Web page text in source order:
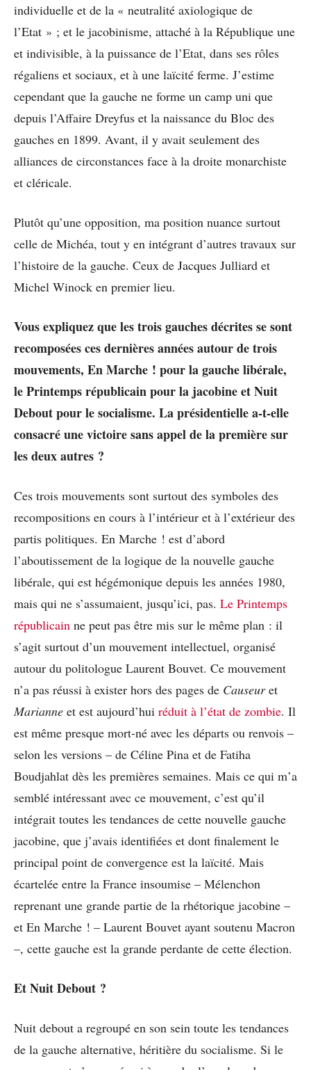
individuelle et de la « neutralité axiologique de
l’Etat » ; et le jacobinisme, attaché à la République une
et indivisible, à la puissance de l’Etat, dans ses rôles
régaliens et sociaux, et à une laïcité ferme. J’estime
cependant que la gauche ne forme un camp uni que
depuis l’Affaire Dreyfus et la naissance du Bloc des
gauches en 1899. Avant, il y avait seulement des
alliances de circonstances face à la droite monarchiste
et cléricale.
Plutôt qu’une opposition, ma position nuance surtout
celle de Michéa, tout y en intégrant d’autres travaux sur
l’histoire de la gauche. Ceux de Jacques Julliard et
Michel Winock en premier lieu.
Vous expliquez que les trois gauches décrites se sont
recomposées ces dernières années autour de trois
mouvements, En Marche ! pour la gauche libérale,
le Printemps républicain pour la jacobine et Nuit
Debout pour le socialisme. La présidentielle a-t-elle
consacré une victoire sans appel de la première sur
les deux autres ?
Ces trois mouvements sont surtout des symboles des
recompositions en cours à l’intérieur et à l’extérieur des
partis politiques. En Marche ! est d’abord
l’aboutissement de la logique de la nouvelle gauche
libérale, qui est hégémonique depuis les années 1980,
mais qui ne s’assumaient, jusqu’ici, pas. Le Printemps
républicain ne peut pas être mis sur le même plan : il
s’agit surtout d’un mouvement intellectuel, organisé
autour du politologue Laurent Bouvet. Ce mouvement
n’a pas réussi à exister hors des pages de Causeuret
Marianne et est aujourd’hui réduit à l’état de zombie. Il
est même presque mort-né avec les départs ou renvois –
selon les versions – de Céline Pina et de Fatiha
Boudjahlat dès les premières semaines. Mais ce qui m’a
semblé intéressant avec ce mouvement, c’est qu’il
intégrait toutes les tendances de cette nouvelle gauche
jacobine, que j’avais identifiées et dont finalement le
principal point de convergence est la laïcité. Mais
écartelée entre la France insoumise – Mélenchon
reprenant une grande partie de la rhétorique jacobine –
et En Marche ! – Laurent Bouvet ayant soutenu Macron
–, cette gauche est la grande perdante de cette élection.
Et Nuit Debout ?
Nuit debout a regroupé en son sein toute les tendances
de la gauche alternative, héritière du socialisme. Si le